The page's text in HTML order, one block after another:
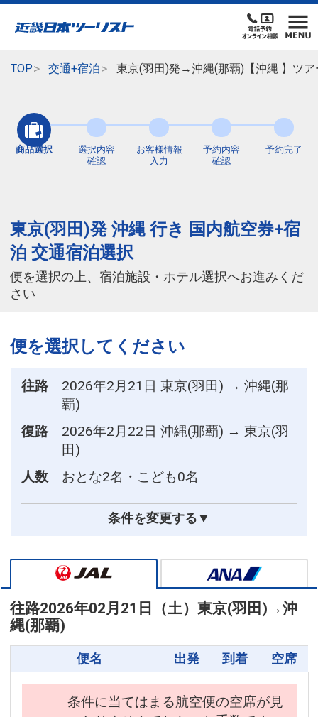
TOP 交通+宿泊 東京(羽田)発→沖縄(那覇)【沖縄 】ツ
商品選択
選択内容
確認
お客様情報
入力
予約内容
確認
予約完了
東京(羽田)発 沖縄 行き 国内航空券+宿
泊 交通宿泊選択
便を選択の上、宿泊施設・ホテル選択へお進みくだ
さい
便を選択してください
往路
2026年2月21日 東京(羽田) → 沖縄(那
覇)
復路
2026年2月22日 沖縄(那覇) → 東京(羽
田)
人数
おとな2名・こども0名
条件を変更する▼
往路2026年02月21日（土） 東京(羽田) →沖
縄(那覇)
便名 出発 到着 空席
条件に当てはまる航空便の空席が見